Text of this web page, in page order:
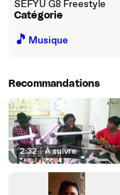
SEFYU G8 Freestyle
Catégorie
🎵 Musique
Recommandations
2:32 | À suivre